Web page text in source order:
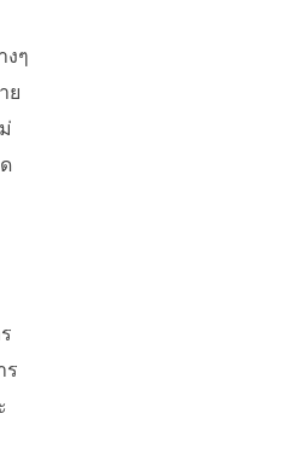
งๆ
ย
ร